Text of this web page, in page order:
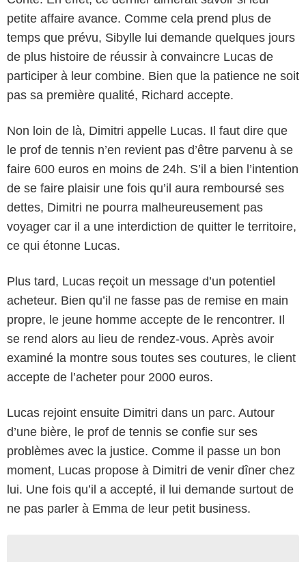
petite affaire avance. Comme cela prend plus de
temps que prévu, Sibylle lui demande quelques jours
de plus histoire de réussir à convaincre Lucas de
participer à leur combine. Bien que la patience ne soit
pas sa première qualité, Richard accepte.
Non loin de là, Dimitri appelle Lucas. Il faut dire que
le prof de tennis n’en revient pas d’être parvenu à se
faire 600 euros en moins de 24h. S’il a bien l’intention
de se faire plaisir une fois qu’il aura remboursé ses
dettes, Dimitri ne pourra malheureusement pas
voyager car il a une interdiction de quitter le territoire,
ce qui étonne Lucas.
Plus tard, Lucas reçoit un message d’un potentiel
acheteur. Bien qu’il ne fasse pas de remise en main
propre, le jeune homme accepte de le rencontrer. Il
se rend alors au lieu de rendez-vous. Après avoir
examiné la montre sous toutes ses coutures, le client
accepte de l’acheter pour 2000 euros.
Lucas rejoint ensuite Dimitri dans un parc. Autour
d’une bière, le prof de tennis se confie sur ses
problèmes avec la justice. Comme il passe un bon
moment, Lucas propose à Dimitri de venir dîner chez
lui. Une fois qu’il a accepté, il lui demande surtout de
ne pas parler à Emma de leur petit business.